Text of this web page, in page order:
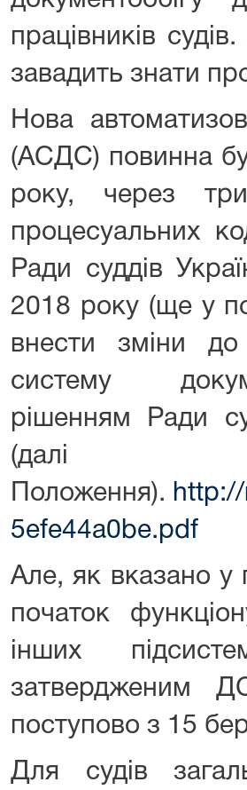
працівників
завадить знати
Нова
(АСДС) повинна
року, через
процесуальних
Ради суддів
2018 року (ще у
внести зміни
систему
рішенням Ради
Положення).
5efe44a0be.pdf
Але, як вказано у
початок
інших
затвердженим
поступово з 15
Для судів